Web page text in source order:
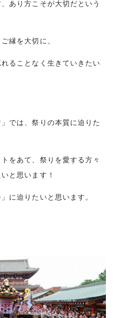
あり方こそが大切だという
縁を大切に、
ることなく生きていきたい
では、祭りの本質に迫りた
をあて、祭りを愛する方々
と思います！
に迫りたいと思います。